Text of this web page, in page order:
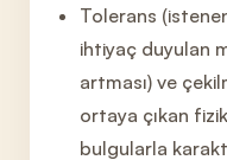
Tolerans
ihtiyaç duyulan
artması) ve
ortaya çıkan
bulgularla karakt